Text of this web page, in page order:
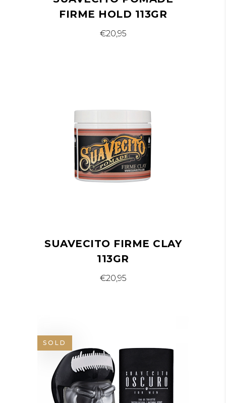
FIRME HOLD 113GR
€20,95
SUAVECITO FIRME CLAY
113GR
€20,95
SOLD